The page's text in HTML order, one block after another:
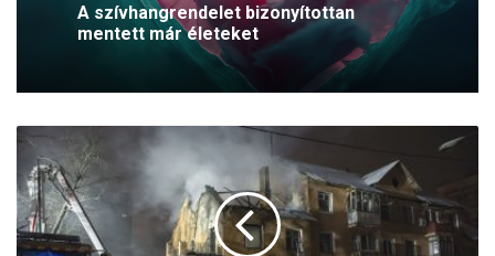
A szívhangrendelet bizonyítottan
mentett már életeket
s
z
k